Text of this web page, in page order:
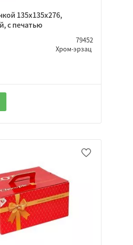
135х135х276,
с печатью
79452
Хром-эрзац